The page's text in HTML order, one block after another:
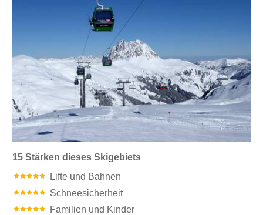
15 Stärken dieses Skigebiets
Lifte und Bahnen
Schneesicherheit
Familien und Kinder